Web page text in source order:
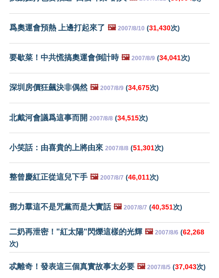
爲奧運會預熱 上邊打起來了 🖼️ 2007/8/10 (31,430次)
要歇菜！中共慌搞奧運會倒計時 🖼️ 2007/8/9 (34,041次)
深圳房價狂飆決非偶然 🖼️ 2007/8/9 (34,675次)
北戴河會議爲這事而開 2007/8/8 (34,515次)
小笑話：由喜貴的上將由來 2007/8/8 (51,301次)
整曾慶紅正從這兒下手 🖼️ 2007/8/7 (46,011次)
鄧力羣這不是咒黨而是大實話 🖼️ 2007/8/7 (40,351次)
二奶再泄密！"紅太陽"閃爍這樣的光輝 🖼️ 2007/8/6 (62,268
次)
忒離奇！發表這三個真實故事太必要 🖼️ 2007/8/5 (37,043次)